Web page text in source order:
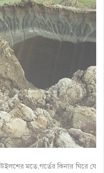
মতে,গর্তের কিনার ঘিরে যে